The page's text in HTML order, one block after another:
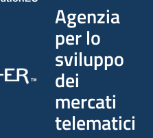
Agenzia
per lo
sviluppo
dei
mercati
telematici